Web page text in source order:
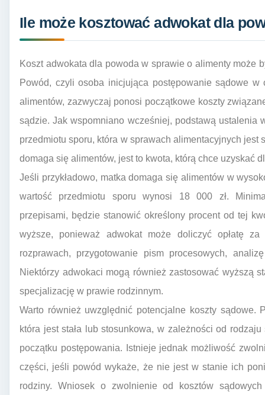
Ile może kosztować adwokat dla
Koszt adwokata dla powoda w sprawie o alimenty może
Powód, czyli osoba inicjująca postępowanie sądowe
alimentów, zazwyczaj ponosi początkowe koszty
sądzie. Jak wspomniano wcześniej, podstawą ustalenia
przedmiotu sporu, która w sprawach alimentacyjnych
domaga się alimentów, jest to kwota, którą chce uzyskać
Jeśli przykładowo, matka domaga się alimentów w
wartość przedmiotu sporu wynosi 18 000 zł.
przepisami, będzie stanowić określony procent od tej
wyższe, ponieważ adwokat może doliczyć opłatę
rozprawach, przygotowanie pism procesowych,
Niektórzy adwokaci mogą również zastosować wyższą
specjalizację w prawie rodzinnym.
Warto również uwzględnić potencjalne koszty sądowe.
która jest stała lub stosunkowa, w zależności od
początku postępowania. Istnieje jednak możliwość
części, jeśli powód wykaże, że nie jest w stanie ich
rodziny. Wniosek o zwolnienie od kosztów